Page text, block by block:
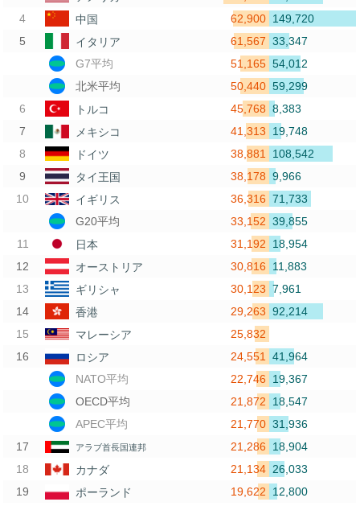
中国
62,900 149,720
イタリア
61,567 33,347
G7平均
51,165 54,012
北米平均
50,440 59,299
トルコ
45,768 8,383
メキシコ
41,313
19,748
ドイツ
38,881
108,542
タイ王国
38,178 9,966
イギリス
36,316 71,733
G20平均
33,152 39,855
日本
31,192
18,954
オーストリア
30,816
11,883
ギリシャ
30,123 7,961
香港
29,263 92,214
マレーシア
25,832
ロシア
24,551
41,964
NATO平均
22,746
19,367
OECD平均
21,872
18,547
APEC平均
21,770 31,936
アラブ首長国連邦 21,286
18,904
カナダ
21,134 26,033
ポーランド
19,622
12,800